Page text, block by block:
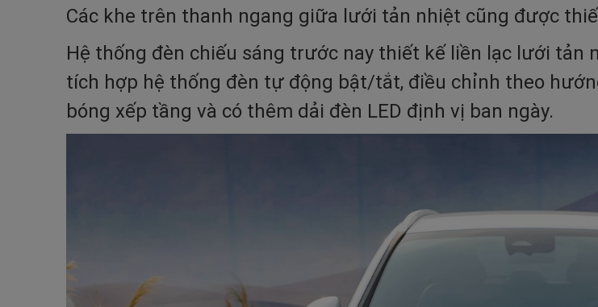
Các khe trên thanh ngang giữa lưới tản nhiệt cũng được
Hệ thống đèn chiếu sáng trước nay thiết kế liền lạc lưới tản
tích hợp hệ thống đèn tự động bật/tắt, điều chỉnh theo
bóng xếp tầng và có thêm dải đèn LED định vị ban ngày.